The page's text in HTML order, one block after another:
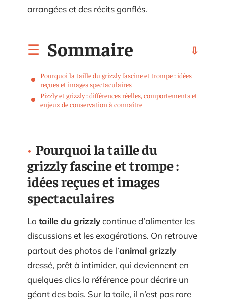
arrangées et des récits gonflés.
Sommaire
Pourquoi la taille du grizzly fascine et trompe : idées
reçues et images spectaculaires
Pizzly et grizzly : différences réelles, comportements et
enjeux de conservation à connaître
Pourquoi la taille du
grizzly fascine et trompe :
idées reçues et images
spectaculaires
La taille du grizzlycontinue d’alimenter les
discussions et les exagérations. On retrouve
partout des photos de l’animal grizzly
dressé, prêt à intimider, qui deviennent en
quelques clics la référence pour décrire un
géant des bois. Sur la toile, il n’est pas rare